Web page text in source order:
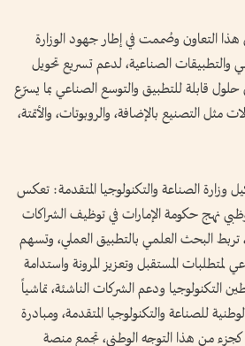
التعاون وصُممت في إطار جهود الوزارة
والتطبيقات الصناعية، لدعم تسريع تحويل
حلول قابلة للتطبيق والتوسع الصناعي بما يسرّع
التصنيع بالإضافة، والروبوتات، والأتمتة،
الصناعة والتكنولوجيا المتقدمة: تعكس
نهج حكومة الإمارات في توظيف الشراكات
تربط البحث العلمي بالتطبيق العملي، وتسهم
لمتطلبات المستقبل وتعزيز المرونة واستدامة
التكنولوجيا ودعم الشركات الناشئة، تماشياً
للصناعة والتكنولوجيا المتقدمة، ومبادرة
من هذا التوجه الوطني، تجمع منصة